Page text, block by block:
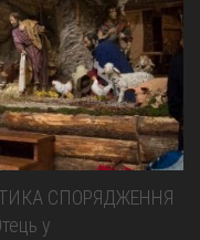
СПОРЯДЖЕННЯ
у